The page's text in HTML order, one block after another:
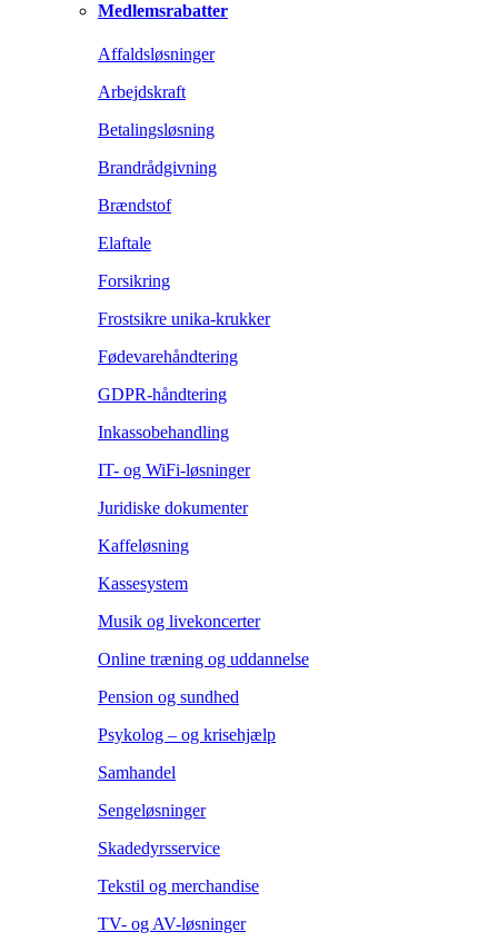
Medlemsrabatter
Affaldsløsninger
Arbejdskraft
Betalingsløsning
Brandrådgivning
Brændstof
Elaftale
Forsikring
Frostsikre unika-krukker
Fødevarehåndtering
GDPR-håndtering
Inkassobehandling
IT- og WiFi-løsninger
Juridiske dokumenter
Kaffeløsning
Kassesystem
Musik og livekoncerter
Online træning og uddannelse
Pension og sundhed
Psykolog – og krisehjælp
Samhandel
Sengeløsninger
Skadedyrsservice
Tekstil og merchandise
TV- og AV-løsninger